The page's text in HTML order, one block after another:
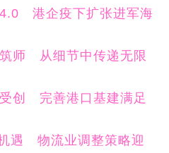
港企疫下扩张进军海
师 从细节中传递无限
创 完善港口基建满足
遇 物流业调整策略迎